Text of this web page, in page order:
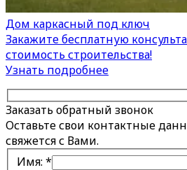
Дом каркасный под ключ
Закажите бесплатную
стоимость строительства!
Узнать подробнее
Заказать обратный звонок
Оставьте свои контактные
свяжется с Вами.
Имя: *